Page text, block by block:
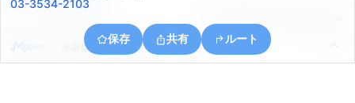
03-3534-2103
保存 共有 ルート
東京都港区海岸２丁目